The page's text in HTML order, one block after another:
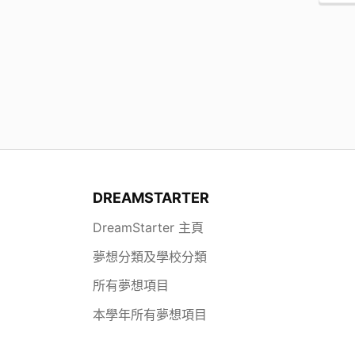
DREAMSTARTER
DreamStarter 主頁
夢想分類及學校分類
所有夢想項目
本學年所有夢想項目